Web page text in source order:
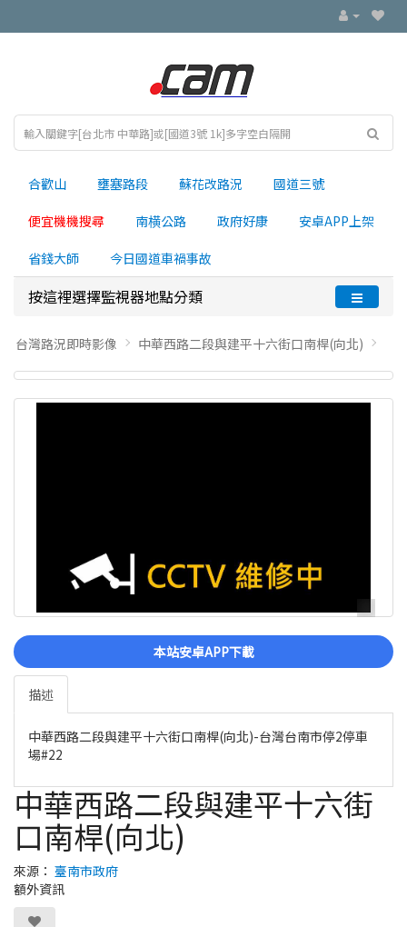
合歡山 壅塞路段 蘇花改路況 國道三號
便宜機機搜尋 南横公路 政府好康 安卓APP上架
省錢大師 今日國道車禍事故
按這裡選擇監視器地點分類
台灣路況即時影像 中華西路二段與建平十六街口南桿(向北)
本站安卓APP下載
描述
中華西路二段與建平十六街口南桿(向北)-台灣台南市停2停車
場#22
中華西路二段與建平十六街
口南桿(向北)
來源： 臺南市政府
額外資訊